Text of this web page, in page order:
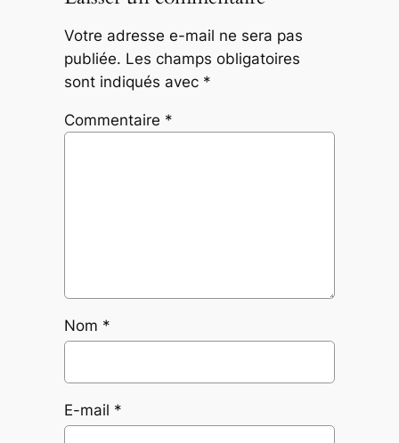
Votre adresse e-mail ne sera pas
publiée. Les champs obligatoires
sont indiqués avec *
Commentaire *
Nom *
E-mail *